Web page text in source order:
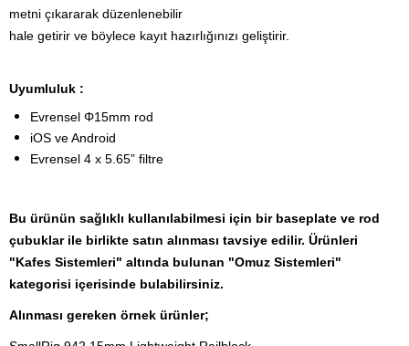
metni çıkararak düzenlenebilir
hale getirir ve böylece kayıt hazırlığınızı geliştirir.
Uyumluluk :
Evrensel Φ15mm rod
iOS ve Android
Evrensel 4 x 5.65” filtre
Bu ürünün sağlıklı kullanılabilmesi için bir baseplate ve rod
çubuklar ile birlikte satın alınması tavsiye edilir. Ürünleri
"Kafes Sistemleri" altında bulunan "Omuz Sistemleri"
kategorisi içerisinde bulabilirsiniz.
Alınması gereken örnek ürünler;